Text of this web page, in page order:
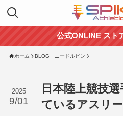
公式ONLINE スト
ホーム BLOG ニードルピン
日本陸上競技
ているアスリ
2025
9/01